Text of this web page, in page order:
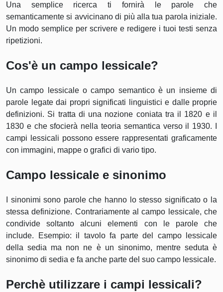
Una semplice ricerca ti fornirà le parole che
semanticamente si avvicinano di più alla tua parola iniziale.
Un modo semplice per scrivere e redigere i tuoi testi senza
ripetizioni.
Cos'è un campo lessicale?
Un campo lessicale o campo semantico è un insieme di
parole legate dai propri significati linguistici e dalle proprie
definizioni. Si tratta di una nozione coniata tra il 1820 e il
1830 e che sfocierà nella teoria semantica verso il 1930. I
campi lessicali possono essere rappresentati graficamente
con immagini, mappe o grafici di vario tipo.
Campo lessicale e sinonimo
I sinonimi sono parole che hanno lo stesso significato o la
stessa definizione. Contrariamente al campo lessicale, che
condivide soltanto alcuni elementi con le parole che
include. Esempio: il tavolo fa parte del campo lessicale
della sedia ma non ne è un sinonimo, mentre seduta è
sinonimo di sedia e fa anche parte del suo campo lessicale.
Perchè utilizzare i campi lessicali?